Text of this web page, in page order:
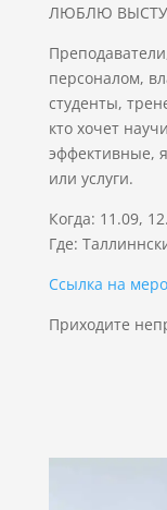
ЛЮБЛЮ
персоналом,
студенты,
кто хочет
эффективные,
или услуги.
Когда: 11.09,
Где:
Ссылка на
Приходите